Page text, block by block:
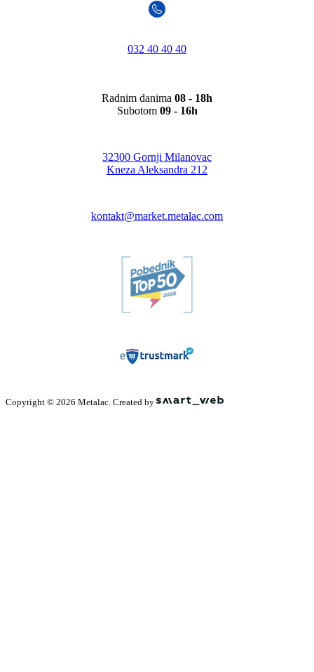
032 40 40 40
Radnim danima 08 - 18h
Subotom 09 - 16h
32300 Gornji Milanovac
Kneza Aleksandra 212
kontakt@market.metalac.com
Copyright © 2026 Metalac. Created by